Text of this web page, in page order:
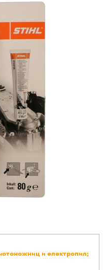
и електропил;